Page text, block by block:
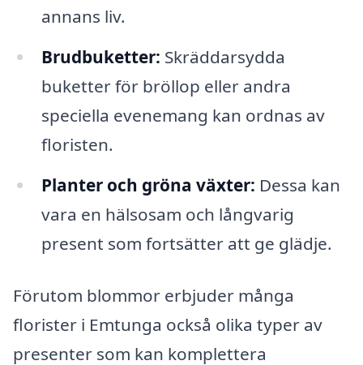
annans liv.
Brudbuketter: Skräddarsydda
buketter för bröllop eller andra
speciella evenemang kan ordnas av
floristen.
Planter och gröna växter: Dessa kan
vara en hälsosam och långvarig
present som fortsätter att ge glädje.
Förutom blommor erbjuder många
florister i Emtunga också olika typer av
presenter som kan komplettera